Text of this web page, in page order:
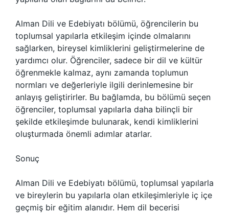
Alman Dili ve Edebiyatı bölümü, öğrencilerin bu
toplumsal yapılarla etkileşim içinde olmalarını
sağlarken, bireysel kimliklerini geliştirmelerine de
yardımcı olur. Öğrenciler, sadece bir dil ve kültür
öğrenmekle kalmaz, aynı zamanda toplumun
normları ve değerleriyle ilgili derinlemesine bir
anlayış geliştirirler. Bu bağlamda, bu bölümü seçen
öğrenciler, toplumsal yapılarla daha bilinçli bir
şekilde etkileşimde bulunarak, kendi kimliklerini
oluşturmada önemli adımlar atarlar.
Sonuç
Alman Dili ve Edebiyatı bölümü, toplumsal yapılarla
ve bireylerin bu yapılarla olan etkileşimleriyle iç içe
geçmiş bir eğitim alanıdır. Hem dil becerisi